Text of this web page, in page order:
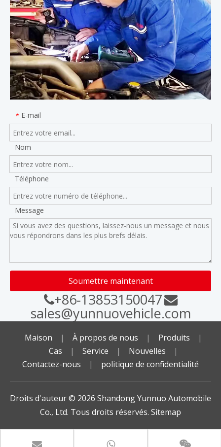
* E-mail
Nom
Téléphone
Message
Soumettre maintenant
+86-13853150047
sales@yunnuovehicle.com
Maison | À propos de nous | Produits
|
Cas
| Service | Nouvelles
|
Contactez-nous
| politique de confidentialité
Droits d'auteur ©️ 2026 Shandong Yunnuo Automobile
Co., Ltd. Tous droits réservés. Sitemap